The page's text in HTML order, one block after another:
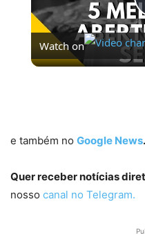
Watch on
e também no Google News.
Quer receber notícias
nosso canal no Telegram.